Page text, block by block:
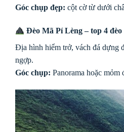
Góc chụp đẹp: cột cờ từ dưới
Đèo Mã Pí Lèng – top 4
Địa hình hiểm trở, vách đá dựng
ngợp.
Góc chụp: Panorama hoặc mỏm